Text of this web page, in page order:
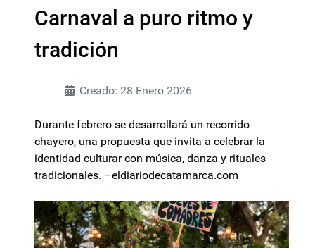
Carnaval a puro ritmo y
tradición
Creado: 28 Enero 2026
Durante febrero se desarrollará un recorrido
chayero, una propuesta que invita a celebrar la
identidad culturar con música, danza y rituales
tradicionales. –eldiariodecatamarca.com